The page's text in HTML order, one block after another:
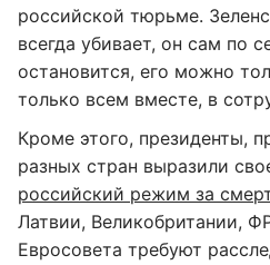
российской тюрьме.
всегда убивает, он сам по
остановится, его можно
только всем вместе, в
Кроме этого, президенты,
разных стран выразили
российский режим за
Латвии, Великобритании,
Евросовета требуют